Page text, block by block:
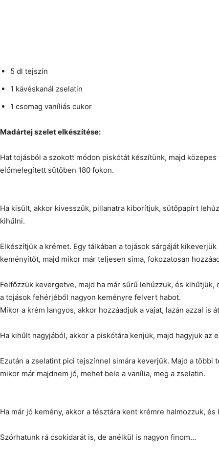
5 dl tejszín
1 kávéskanál zselatin
1 csomag vaníliás cukor
Madártej szelet elkészítése:
Hat tojásból a szokott módon piskótát készítünk, majd
előmelegített sütőben 180 fokon.
Ha kisült, akkor kivesszük, pillanatra kiborítjuk, sütőpapírt
kihűlni.
Elkészítjük a krémet. Egy tálkában a tojások sárgáját
keményítőt, majd mikor már teljesen sima, fokozatosan
Felfőzzük kevergetve, majd ha már sűrű lehúzzuk, és
a tojások fehérjéből nagyon keményre felvert habot.
Mikor a krém langyos, akkor hozzáadjuk a vajat, lazán azzal is
Ha kihűlt nagyjából, akkor a piskótára kenjük, majd hagyjuk az
Ezután a zselatint pici tejszínnel simára keverjük. Majd a többi
mikor már majdnem jó, mehet bele a vanília, meg a zselatin.
Ha már jó kemény, akkor a tésztára kent krémre halmozzuk,
Szórhatunk rá csokidarát is, de anélkül is nagyon finom…